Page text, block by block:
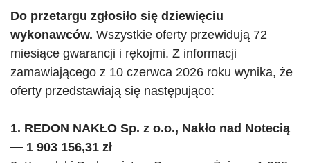
Do przetargu zgłosiło się dziewięciu
wykonawców. Wszystkie oferty przewidują 72
miesiące gwarancji i rękojmi. Z informacji
zamawiającego z 10 czerwca 2026 roku wynika, że
oferty przedstawiają się następująco:
1. REDON NAKŁO Sp. z o.o., Nakło nad Notecią
— 1 903 156,31 zł